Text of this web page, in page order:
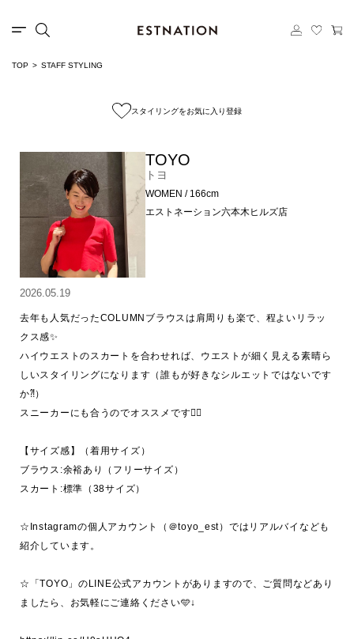
TOP STAFF STYLING
スタイリングをお気に入り登録
TOYO
トヨ
WOMEN / 166cm
エストネーション六本木ヒルズ店
2026.05.19
去年も人気だったCOLUMNブラウスは肩周りも楽で、程よいリラッ
クス感✨
ハイウエストのスカートを合わせれば、ウエストが細く見える素晴ら
しいスタイリングになります（誰もが好きなシルエットではないです
か⁈）
スニーカーにも合うのでオススメです👍🏻
【サイズ感】（着用サイズ）
ブラウス:余裕あり（フリーサイズ）
スカート:標準（38サイズ）
☆Instagramの個人アカウント（＠toyo_est）ではリアルバイなども
紹介しています。
☆「TOYO」のLINE公式アカウントがありますので、ご質問などあり
ましたら、お気軽にご連絡ください🩵↓